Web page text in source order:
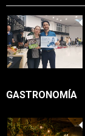
GASTRONOMÍA